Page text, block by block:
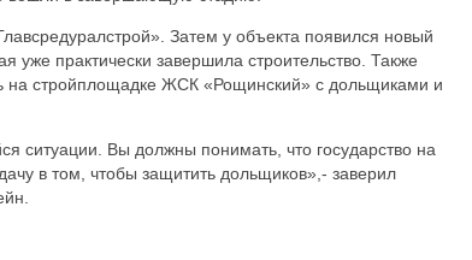
Затем у объекта появился новый
уже практически завершила строительство. Также
на стройплощадке ЖСК «Рощинский» с дольщиками и
ситуации. Вы должны понимать, что государство на
в том, чтобы защитить дольщиков»,- заверил